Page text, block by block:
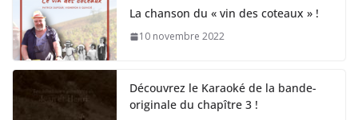
La chanson du « vin des coteaux » !
10 novembre 2022
Découvrez le Karaoké de la bande-
originale du chapître 3 !